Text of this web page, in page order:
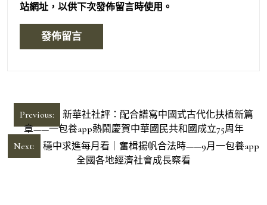
站網址，以供下次發佈留言時使用。
文
章
導
Previous:
新華社社評：配合譜寫中國式古代化扶植新篇
章——一包養app熱鬧慶賀中華國民共和國成立75周年
Next:
穩中求進每月看｜奮楫揚帆合法時——9月一包養app
全國各地經濟社會成長察看